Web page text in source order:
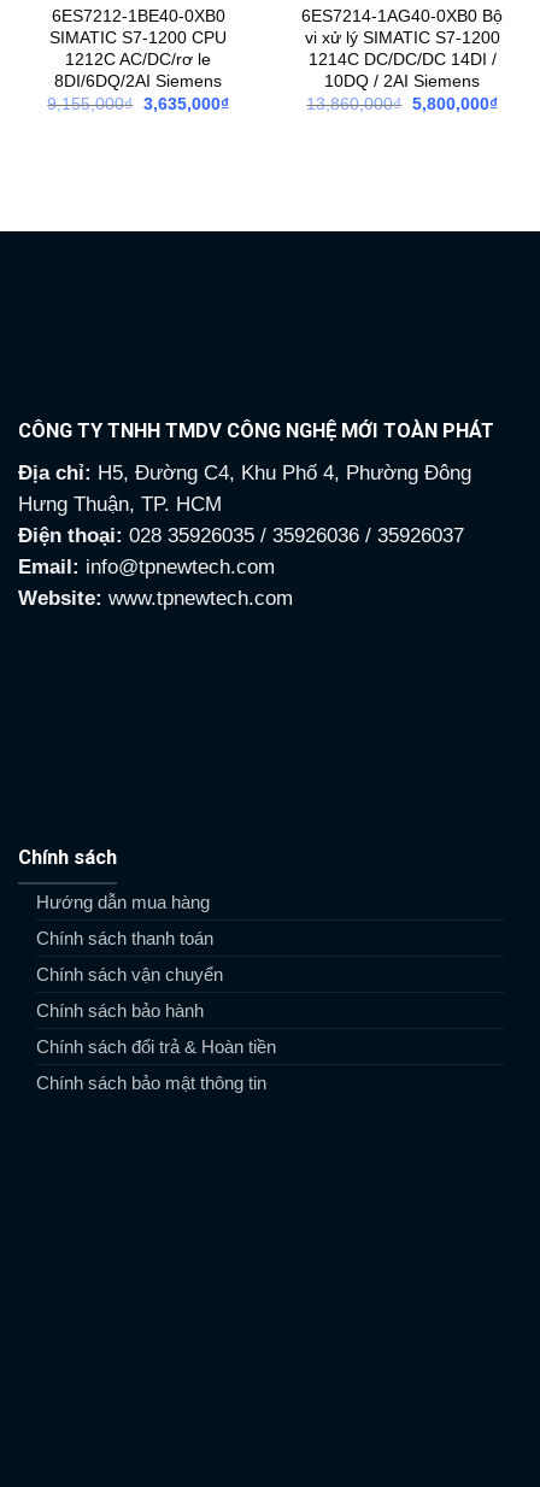
6ES7212-1BE40-0XB0
SIMATIC S7-1200 CPU
1212C AC/DC/rơ le
8DI/6DQ/2AI Siemens
9,155,000₫ Giá
3,635,000₫Giá
6ES7214-1AG40-0XB0 Bộ
vi xử lý SIMATIC S7-1200
1214C DC/DC/DC 14DI /
10DQ / 2AI Siemens
13,860,000₫ Giá
5,800,000₫Giá
CÔNG TY TNHH TMDV CÔNG NGHỆ MỚI TOÀN PHÁT
Địa chỉ: H5, Đường C4, Khu Phố 4, Phường Đông
Hưng Thuận, TP. HCM
Điện thoại: 028 35926035 / 35926036 / 35926037
Email: info@tpnewtech.com
Website: www.tpnewtech.com
Chính sách
Hướng dẫn mua hàng
Chính sách thanh toán
Chính sách vận chuyển
Chính sách bảo hành
Chính sách đổi trả & Hoàn tiền
Chính sách bảo mật thông tin